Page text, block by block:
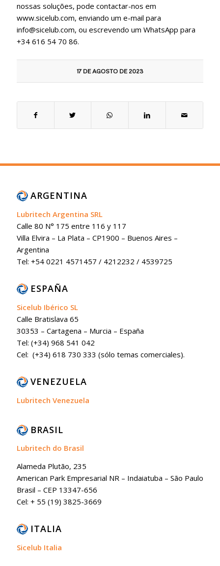
nossas soluções, pode contactar-nos em
www.sicelub.com, enviando um e-mail para
info@sicelub.com, ou escrevendo um WhatsApp para
+34 616 54 70 86.
17 DE AGOSTO DE 2023
ARGENTINA
Lubritech Argentina SRL
Calle 80 N° 175 entre 116 y 117
Villa Elvira – La Plata – CP1900 – Buenos Aires –
Argentina
Tel: +54 0221 4571457 / 4212232 / 4539725
ESPAÑA
Sicelub Ibérico SL
Calle Bratislava 65
30353 – Cartagena – Murcia – España
Tel: (+34) 968 541 042
Cel: (+34) 618 730 333 (sólo temas comerciales).
VENEZUELA
Lubritech Venezuela
BRASIL
Lubritech do Brasil
Alameda Plutão, 235
American Park Empresarial NR – Indaiatuba – São Paulo
Brasil – CEP 13347-656
Cel: + 55 (19) 3825-3669
ITALIA
Sicelub Italia